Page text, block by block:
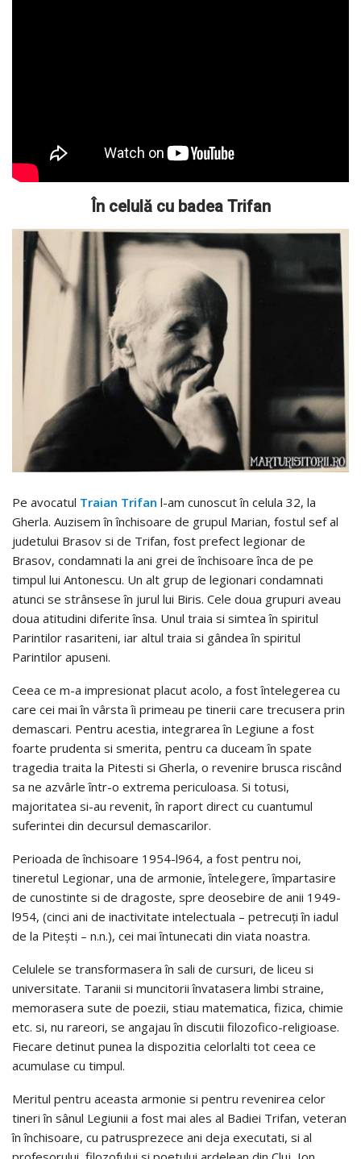
În celulă cu badea Trifan
Pe avocatul Traian Trifan l-am cunoscut în celula 32, la
Gherla. Auzisem în închisoare de grupul Marian, fostul sef al
judetului Brasov si de Trifan, fost prefect legionar de
Brasov, condamnati la ani grei de închisoare înca de pe
timpul lui Antonescu. Un alt grup de legionari condamnati
atunci se strânsese în jurul lui Biris. Cele doua grupuri aveau
doua atitudini diferite însa. Unul traia si simtea în spiritul
Parintilor rasariteni, iar altul traia si gândea în spiritul
Parintilor apuseni.
Ceea ce m-a impresionat placut acolo, a fost întelegerea cu
care cei mai în vârsta îi primeau pe tinerii care trecusera prin
demascari. Pentru acestia, integrarea în Legiune a fost
foarte prudenta si smerita, pentru ca duceam în spate
tragedia traita la Pitesti si Gherla, o revenire brusca riscând
sa ne azvârle într-o extrema periculoasa. Si totusi,
majoritatea si-au revenit, în raport direct cu cuantumul
suferintei din decursul demascarilor.
Perioada de închisoare 1954-l964, a fost pentru noi,
tineretul Legionar, una de armonie, întelegere, împartasire
de cunostinte si de dragoste, spre deosebire de anii 1949-
l954, (cinci ani de inactivitate intelectuala – petrecuţi în iadul
de la Piteşti – n.n.), cei mai întunecati din viata noastra.
Celulele se transformasera în sali de cursuri, de liceu si
universitate. Taranii si muncitorii învatasera limbi straine,
memorasera sute de poezii, stiau matematica, fizica, chimie
etc. si, nu rareori, se angajau în discutii filozofico-religioase.
Fiecare detinut punea la dispozitia celorlalti tot ceea ce
acumulase cu timpul.
Meritul pentru aceasta armonie si pentru revenirea celor
tineri în sânul Legiunii a fost mai ales al Badiei Trifan, veteran
în închisoare, cu patrusprezece ani deja executati, si al